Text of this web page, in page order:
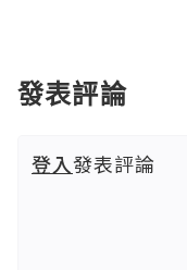
發表評論
登入發表評論